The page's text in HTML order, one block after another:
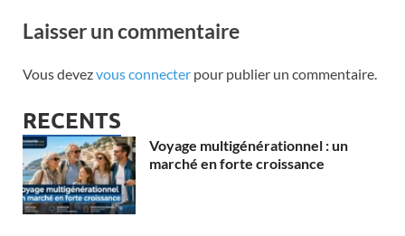
Laisser un commentaire
Vous devezvous connecter pour publier un commentaire.
RECENTS
Voyage multigénérationnel : un
marché en forte croissance